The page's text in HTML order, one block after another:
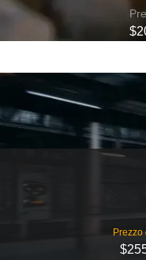
Prezzo